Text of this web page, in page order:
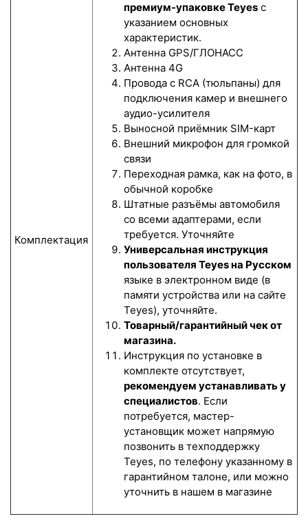
Комплектация
премиум-упаковке Teyes с
указанием основных
характеристик.
Антенна GPS/ГЛОНАСС
Антенна 4G
Провода с RCA (тюльпаны) для
подключения камер и внешнего
аудио-усилителя
Выносной приёмник SIM-карт
Внешний микрофон для громкой
связи
Переходная рамка, как на фото, в
обычной коробке
Штатные разъёмы автомобиля
со всеми адаптерами, если
требуется. Уточняйте
Универсальная инструкция
пользователя Teyes на Русском
языке в электронном виде (в
памяти устройства или на сайте
Teyes), уточняйте.
Товарный/гарантийный чек от
магазина.
Инструкция по установке в
комплекте отсутствует,
рекомендуем устанавливать у
специалистов. Если
потребуется, мастер-
установщик может напрямую
позвонить в техподдержку
Teyes, по телефону указанному в
гарантийном талоне, или можно
уточнить в нашем в магазине